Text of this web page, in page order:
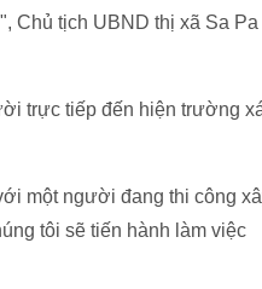
Chủ tịch UBND thị xã Sa Pa
trực tiếp đến hiện trường
một người đang thi công
tôi sẽ tiến hành làm việc